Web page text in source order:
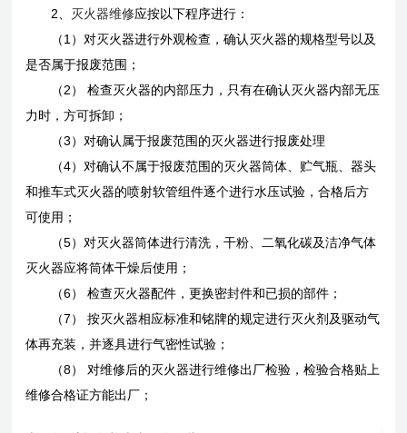
2、 灭火器维修应按以下程序进行：
（1）对灭火器进行外观检查，确认灭火器的规格型号以及
是否属于报废范围；
（2）
检查灭火器的内部压力，只有在确认灭火器内部无压
力时，方可拆卸；
（3） 对确认属于报废范围的灭火器进行报废处理
（4） 对确认不属于报废范围的灭火器筒体、贮气瓶、器头
和推车式灭火器的喷射软管组件逐个进行水压试验，合格后方
可使用；
（5） 对灭火器筒体进行清洗，干粉、二氧化碳及洁净气体
灭火器应将筒体干燥后使用；
（6）
检查灭火器配件，更换密封件和已损的部件；
（7）
按灭火器相应标准和铭牌的规定进行灭火剂及驱动气
体再充装，并逐具进行气密性试验；
（8）
对维修后的灭火器进行维修出厂检验，检验合格贴上
维修合格证方能出厂；